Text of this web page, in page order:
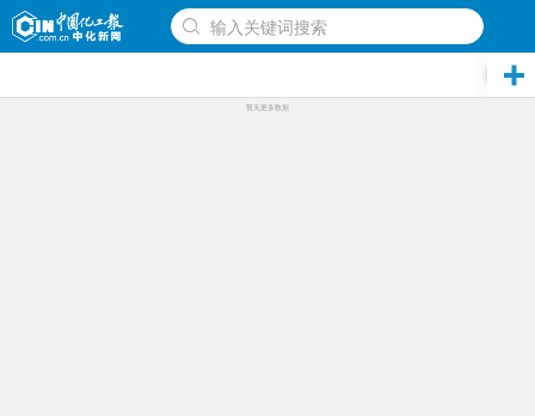
输入关键词搜索
暂无更多数据